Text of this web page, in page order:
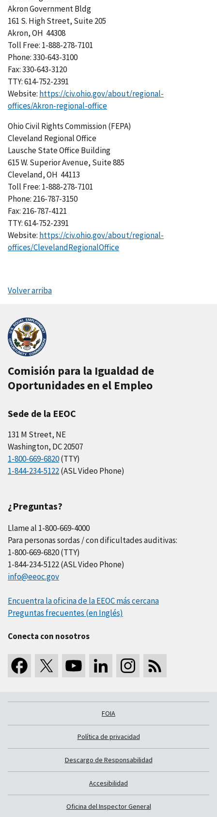
Akron Government Bldg
161 S. High Street, Suite 205
Akron, OH 44308
Toll Free: 1-888-278-7101
Phone: 330-643-3100
Fax: 330-643-3120
TTY: 614-752-2391
Website: https://civ.ohio.gov/about/regional-
offices/Akron-regional-office
Ohio Civil Rights Commission (FEPA)
Cleveland Regional Office
Lausche State Office Building
615 W. Superior Avenue, Suite 885
Cleveland, OH 44113
Toll Free: 1-888-278-7101
Phone: 216-787-3150
Fax: 216-787-4121
TTY: 614-752-2391
Website: https://civ.ohio.gov/about/regional-
offices/ClevelandRegionalOffice
Volver arriba
Comisión para la Igualdad de
Oportunidades en el Empleo
Sede de la EEOC
131 M Street, NE
Washington, DC 20507
1-800-669-6820(TTY)
1-844-234-5122(ASL Video Phone)
¿Preguntas?
Llame al 1-800-669-4000
Para personas sordas / con dificultades auditivas:
1-800-669-6820 (TTY)
1-844-234-5122 (ASL Video Phone)
info@eeoc.gov
Encuentra la oficina de la EEOC más cercana
Preguntas frecuentes (en Inglés)
Conecta con nosotros
FOIA
Política de privacidad
Descargo de Responsabilidad
Accesibilidad
Oficina del Inspector General